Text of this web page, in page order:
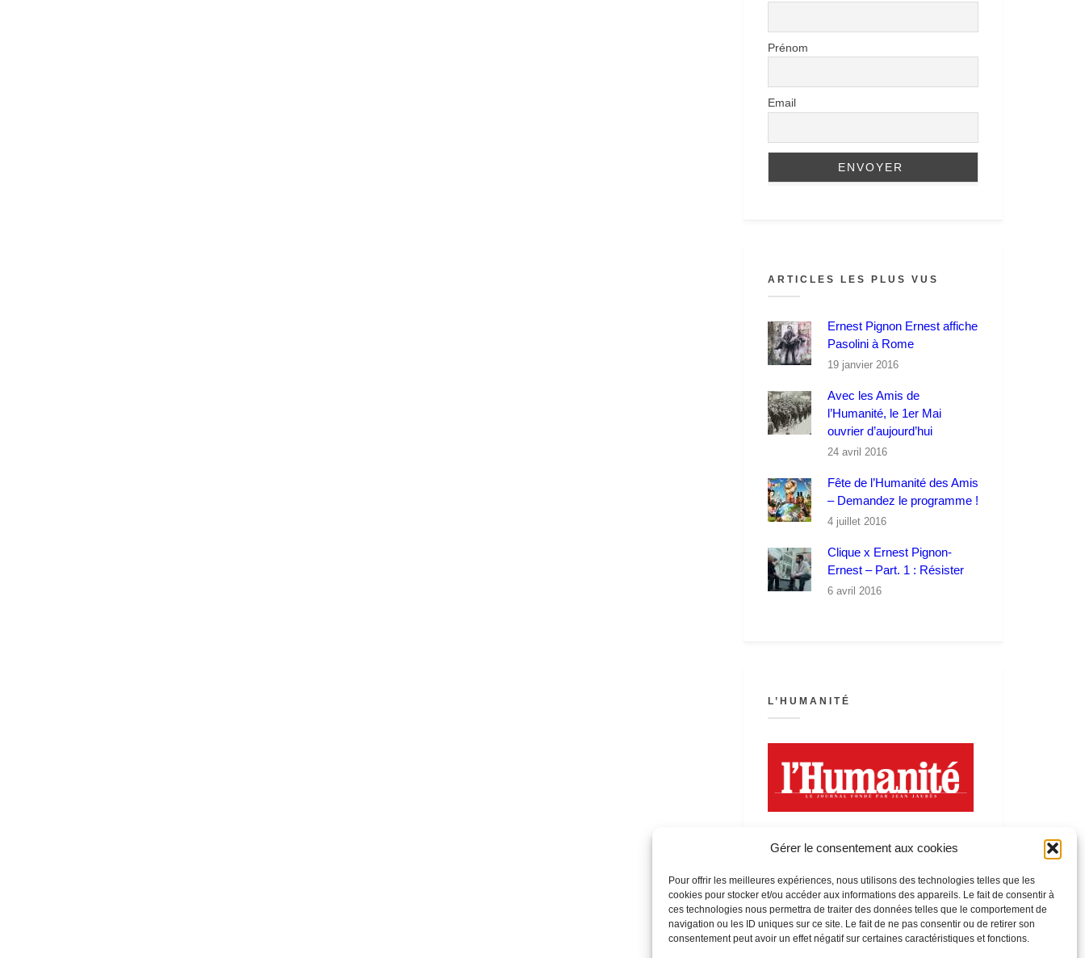
Gérer le consentement aux cookies
Pour offrir les meilleures expériences, nous utilisons des technologies telles que les
cookies pour stocker et/ou accéder aux informations des appareils. Le fait de consentir à
ces technologies nous permettra de traiter des données telles que le comportement de
navigation ou les ID uniques sur ce site. Le fait de ne pas consentir ou de retirer son
consentement peut avoir un effet négatif sur certaines caractéristiques et fonctions.
Prénom
Email
ARTICLES LES PLUS VUS
Ernest Pignon Ernest affiche
Pasolini à Rome
19 janvier 2016
Avec les Amis de
l’Humanité, le 1er Mai
ouvrier d’aujourd’hui
24 avril 2016
Fête de l’Humanité des Amis
– Demandez le programme !
4 juillet 2016
Clique x Ernest Pignon-
Ernest – Part. 1 : Résister
6 avril 2016
L’HUMANITÉ
LA FÊTE DE L’HUMANITÉ